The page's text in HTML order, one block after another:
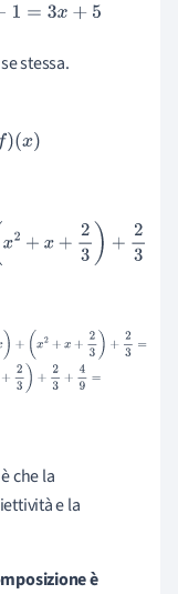
stessa.
)
+2 3)
x )+ (x2+x+23)+23=
9=x4 +2x3+73x
che la
e la
è